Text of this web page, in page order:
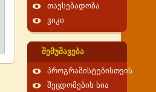
თავსებადობა
ვიკი
შემუშავება
პროგრამისტებისთვის
შეცდომების სია